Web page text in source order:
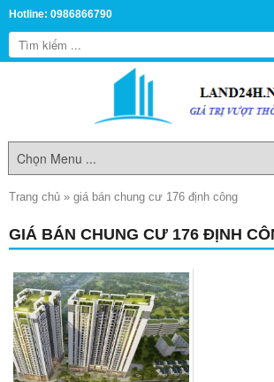
Hotline: 0986866790
Trang chủ » giá bán chung cư 176 định công
GIÁ BÁN CHUNG CƯ 176 ĐỊNH